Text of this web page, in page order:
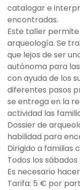
catalogar e
encontradas.
Este taller
arqueología. Se
que lejos de ser
autónoma para
con ayuda de los
diferentes pasos
se entrega en la
actividad las
Dossier de
habilidad para
Dirigido a familias
Todos los sábados
Es necesario
Tarifa: 5 € por